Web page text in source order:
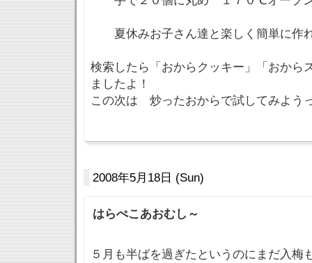
夏休みお子さん達と楽しく簡単に作
検索したら「おからクッキー」「おから
ましたよ！
この次は 炒ったおからで試してみよう
2008年5月18日 (Sun)
はらぺこあおむし～
５月も半ばを過ぎたというのにまだ入梅